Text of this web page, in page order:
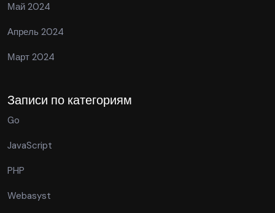
Май 2024
Апрель 2024
Март 2024
Записи по категориям
Go
JavaScript
PHP
Webasyst